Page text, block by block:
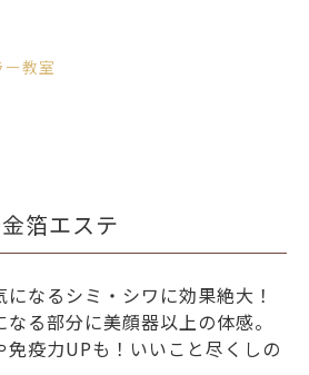
教室
金箔エステ
なるシミ・シワに効果絶大！
る部分に美顔器以上の体感。
免疫力UPも！いいこと尽くしの